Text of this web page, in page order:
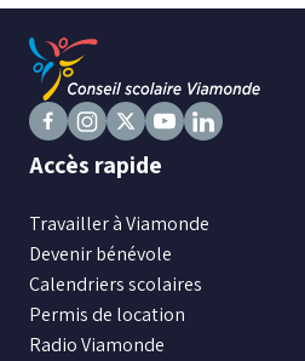
Niveau
Tous
Élémentaire
Secondaire
RECHERCHER
Suivez
sur
Facebook
Suivez
sur
Instagram
Suivez
nous
sur
X
Suivez
sur
Accès rapide
Travailler à Viamonde
Devenir bénévole
Calendriers scolaires
Permis de location
Radio Viamonde